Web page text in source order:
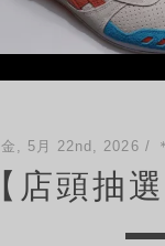
金, 5月 22nd, 2026 /
【店頭抽